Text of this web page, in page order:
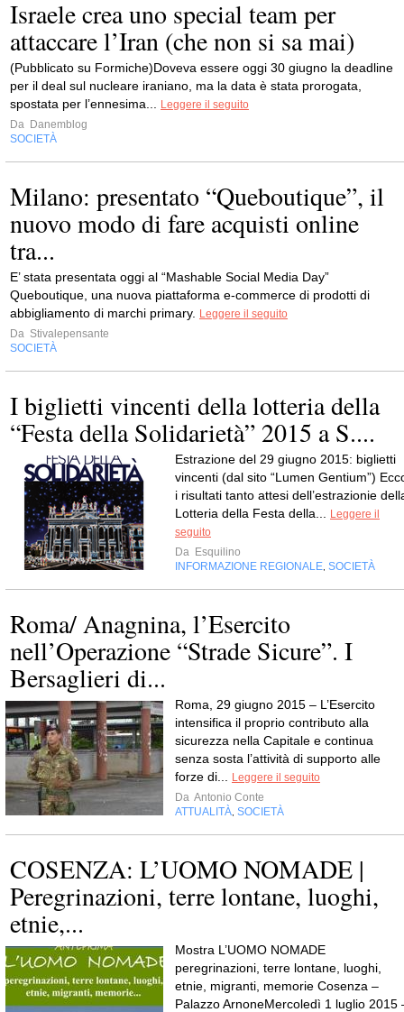
Israele crea uno special team per
attaccare l’Iran (che non si sa mai)
(Pubblicato su Formiche)Doveva essere oggi 30 giugno la deadline
per il deal sul nucleare iraniano, ma la data è stata prorogata,
spostata per l’ennesima...
Leggere il seguito
Da Danemblog
SOCIETÀ
Milano: presentato “Queboutique”, il
nuovo modo di fare acquisti online
tra...
E’ stata presentata oggi al “Mashable Social Media Day”
Queboutique, una nuova piattaforma e-commerce di prodotti di
abbigliamento di marchi primary.
Leggere il seguito
Da Stivalepensante
SOCIETÀ
I biglietti vincenti della lotteria della
“Festa della Solidarietà” 2015 a S....
Estrazione del 29 giugno 2015: biglietti
vincenti (dal sito “Lumen Gentium”)
i risultati tanto attesi dell’estrazionie
Lotteria della Festa della...
Leggere il
seguito
Da Esquilino
INFORMAZIONE REGIONALE SOCIETÀ
Roma/ Anagnina, l’Esercito
nell’Operazione “Strade Sicure”. I
Bersaglieri di...
Roma, 29 giugno 2015 – L’Esercito
intensifica il proprio contributo alla
sicurezza nella Capitale e continua
senza sosta l’attività di supporto alle
forze di...
Leggere il seguito
Da Antonio Conte
ATTUALITÀ SOCIETÀ
COSENZA: L’UOMO NOMADE |
Peregrinazioni, terre lontane, luoghi,
etnie,...
Mostra L’UOMO NOMADE
peregrinazioni, terre lontane, luoghi,
etnie, migranti, memorie Cosenza –
Palazzo ArnoneMercoledì 1 luglio 2015